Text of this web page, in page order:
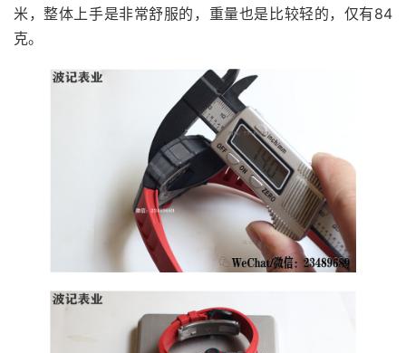
米，整体上手是非常舒服的，重量也是比较轻的，仅有84
克。